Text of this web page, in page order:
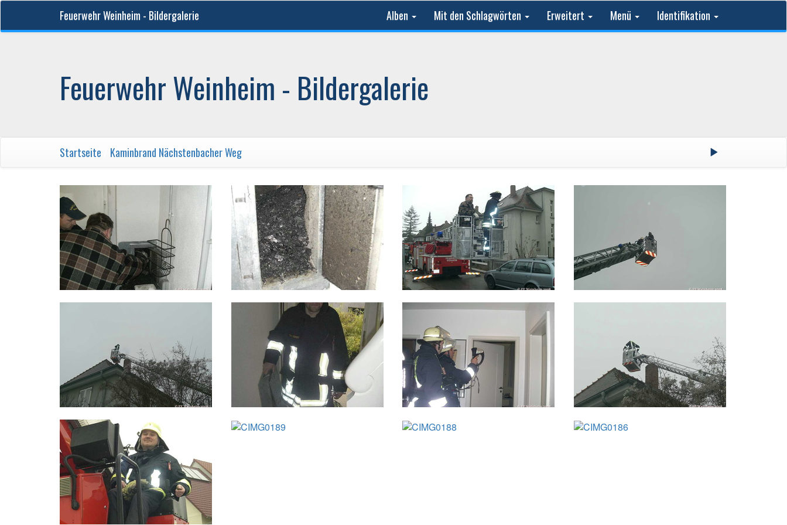
Feuerwehr Weinheim - Bildergalerie Alben Mit den Schlagwörten Erweitert Menü Identifikation
Feuerwehr Weinheim - Bildergalerie
Startseite Kaminbrand Nächstenbacher Weg